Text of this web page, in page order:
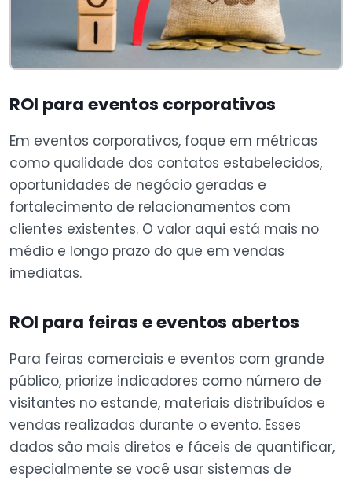
ROI para eventos corporativos
Em eventos corporativos, foque em métricas
como qualidade dos contatos estabelecidos,
oportunidades de negócio geradas e
fortalecimento de relacionamentos com
clientes existentes. O valor aqui está mais no
médio e longo prazo do que em vendas
imediatas.
ROI para feiras e eventos abertos
Para feiras comerciais e eventos com grande
público, priorize indicadores como número de
visitantes no estande, materiais distribuídos e
vendas realizadas durante o evento. Esses
dados são mais diretos e fáceis de quantificar,
especialmente se você usar sistemas de